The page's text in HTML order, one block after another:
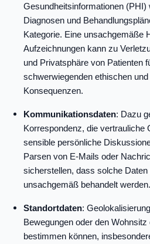
Gesundheitsinformationen (PHI)
Diagnosen und
Kategorie. Eine unsachgemäße
Aufzeichnungen kann zu
und Privatsphäre von Patienten
schwerwiegenden ethischen
Konsequenzen.
Kommunikationsdaten: Dazu
Korrespondenz, die vertrauliche
sensible persönliche
Parsen von E-Mails oder
sicherstellen, dass solche
unsachgemäß behandelt werden.
Standortdaten:
Bewegungen oder den
bestimmen können,